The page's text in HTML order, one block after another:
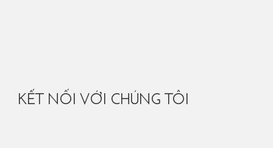
KẾT NỐI VỚI CHÚNG TÔI